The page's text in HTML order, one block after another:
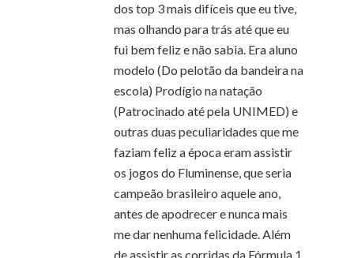
dos top 3 mais difíceis que eu tive,
mas olhando para trás até que eu
fui bem feliz e não sabia. Era aluno
modelo (Do pelotão da bandeira na
escola) Prodígio na natação
(Patrocinado até pela UNIMED) e
outras duas peculiaridades que me
faziam feliz a época eram assistir
os jogos do Fluminense, que seria
campeão brasileiro aquele ano,
antes de apodrecer e nunca mais
me dar nenhuma felicidade. Além
de assistir as corridas da Fórmula 1